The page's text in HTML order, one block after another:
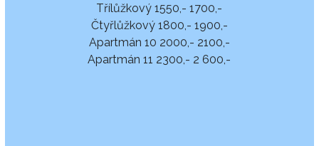
Třílůžkový 1550,- 1700,-
Čtyřlůžkový 1800,- 1900,-
Apartmán 10 2000,- 2100,-
Apartmán 11 2300,- 2 600,-